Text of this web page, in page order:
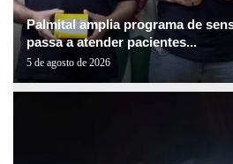
Palmital amplia programa de
passa a atender pacientes...
5 de agosto de 2026